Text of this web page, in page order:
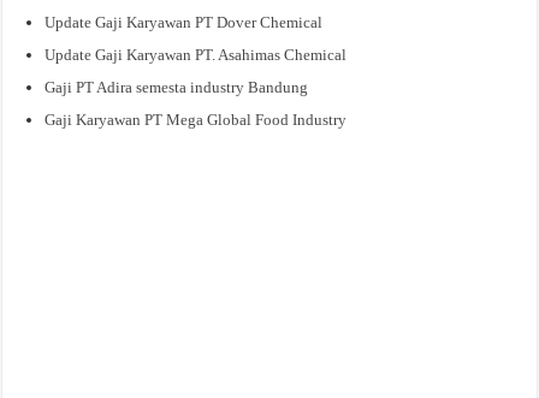
Update Gaji Karyawan PT Dover Chemical
Update Gaji Karyawan PT. Asahimas Chemical
Gaji PT Adira semesta industry Bandung
Gaji Karyawan PT Mega Global Food Industry